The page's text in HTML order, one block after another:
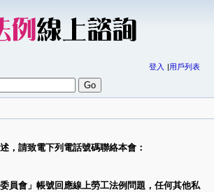
登入 用戶列表
，請致電下列電話號碼聯絡本會：
員會」帳號回應線上勞工法例問題，任何其他私